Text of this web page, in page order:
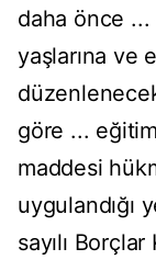
daha önce
yaşlarına ve
göre ...
maddesi
uygulandığı
sayılı